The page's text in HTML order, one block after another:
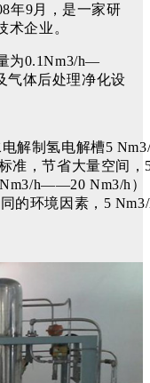
年9月，是一家研
术企业。
为0.1Nm3/h—
气体后处理净化设
解制氢电解槽5
准，节省大量空间
h——20 Nm3/h）
的环境因素，5